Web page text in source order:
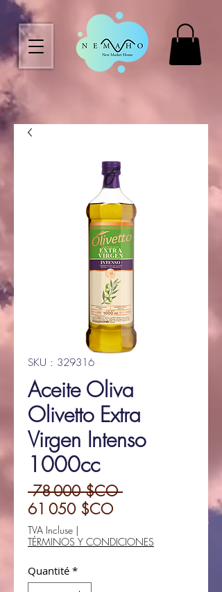
SKU : 329316
Aceite Oliva
Olivetto Extra
Virgen Intenso
1000cc
78 000 $CO Prix
61 050 $COPrix
TVA Incluse |
TÉRMINOS Y CONDICIONES
Quantité *